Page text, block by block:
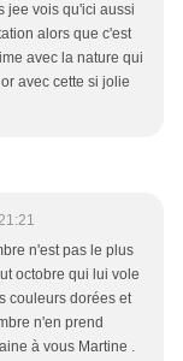
jee vois qu'ici aussi
alors que c'est
avec la nature qui
avec cette si jolie
n'est pas le plus
octobre qui lui vole
couleurs dorées et
n'en prend
à vous Martine .